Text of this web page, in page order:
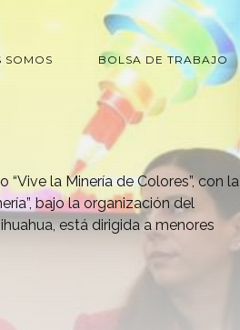
SOMOS BOLSA DE TRABAJO
la Minería de Colores”, con la
bajo la organización del
está dirigida a menores